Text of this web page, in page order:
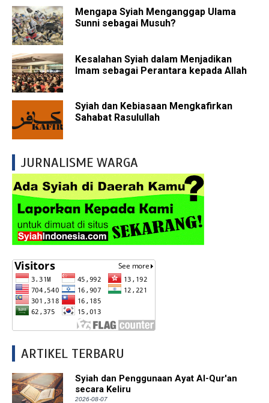
Mengapa Syiah Menganggap Ulama
Sunni sebagai Musuh?
Kesalahan Syiah dalam Menjadikan
Imam sebagai Perantara kepada Allah
Syiah dan Kebiasaan Mengkafirkan
Sahabat Rasulullah
JURNALISME WARGA
ARTIKEL TERBARU
Syiah dan Penggunaan Ayat Al-Qur'an
secara Keliru
2026-08-07